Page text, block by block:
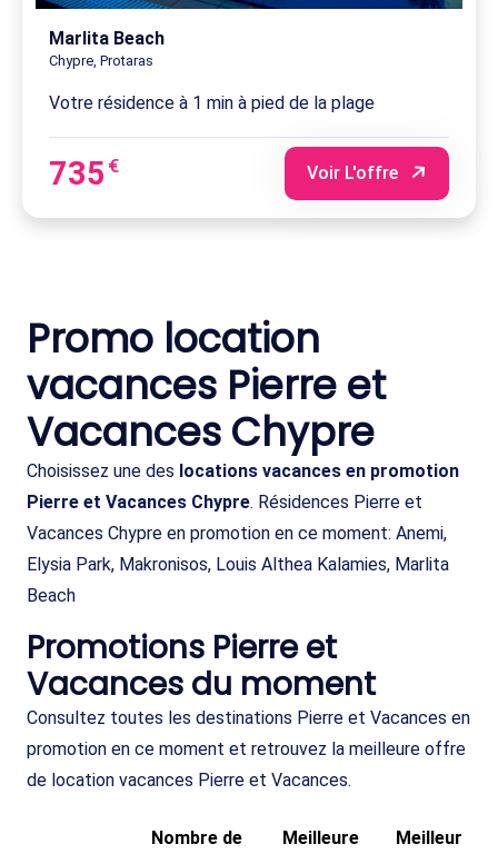
Marlita Beach
Chypre, Protaras
Votre résidence à 1 min à pied de la plage
735 € Voir L'offre
Promo location
vacances Pierre et
Vacances Chypre
Choisissez une des locations vacances en promotion
Pierre et Vacances Chypre. Résidences Pierre et
Vacances Chypre en promotion en ce moment: Anemi,
Elysia Park, Makronisos, Louis Althea Kalamies, Marlita
Beach
Promotions Pierre et
Vacances du moment
Consultez toutes les destinations Pierre et Vacances en
promotion en ce moment et retrouvez la meilleure offre
de location vacances Pierre et Vacances.
Nombre de
Meilleure
Meilleur